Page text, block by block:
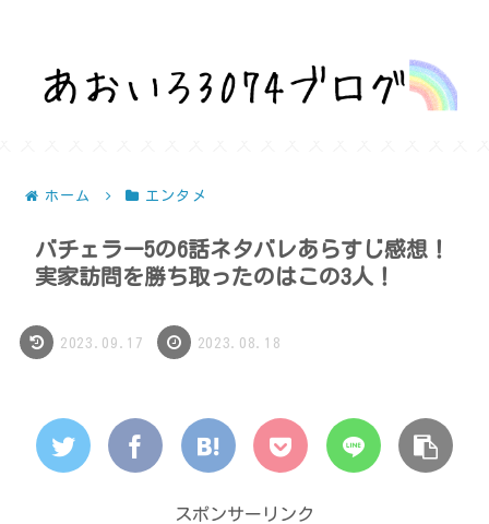
ホーム エンタメ
バチェラー5の6話ネタバレあらすじ感想！
実家訪問を勝ち取ったのはこの3人！
2023.09.17 2023.08.18
スポンサーリンク